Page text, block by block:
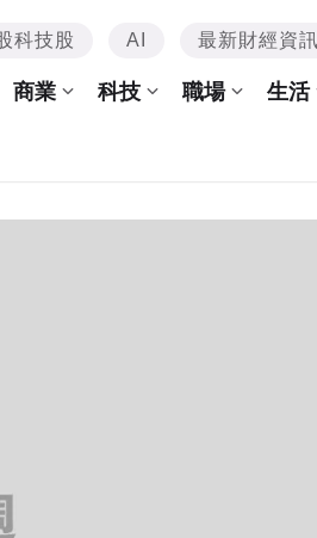
科技股 AI 最新財經資訊
商業 科技 職場 生活